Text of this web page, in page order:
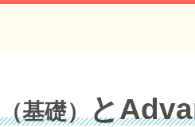
（基礎）と